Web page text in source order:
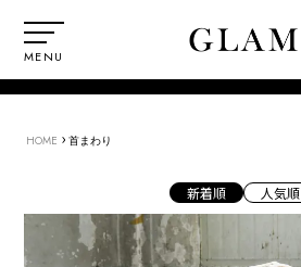
MENU
HOME › 首まわり
新着順 人気順